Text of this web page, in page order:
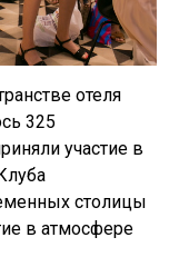
отеля
325
участие в
столицы
в атмосфере